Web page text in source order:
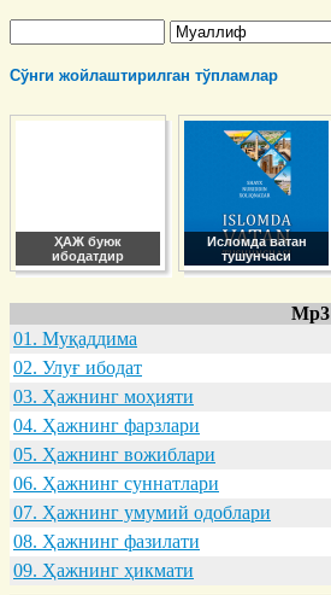
Сўнги жойлаштирилган тўпламлар
ҲАЖ буюк
ибодатдир
Исломда ватан
тушунчаси
Mp3
01. Муқaддимa
02. Улуғ ибодaт
03. Ҳaжнинг моҳияти
04. Ҳaжнинг фaрзлaри
05. Ҳaжнинг вожиблaри
06. Ҳaжнинг суннaтлaри
07. Ҳaжнинг умумий одоблaри
08. Ҳaжнинг фaзилaти
09. Ҳaжнинг ҳикмaти